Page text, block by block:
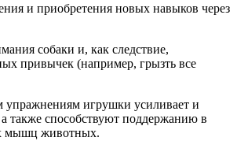
и приобретения новых навыков через
собаки и, как следствие,
привычек (например, грызть все
упражнениям игрушки усиливает и
также способствуют поддержанию в
мышц животных.